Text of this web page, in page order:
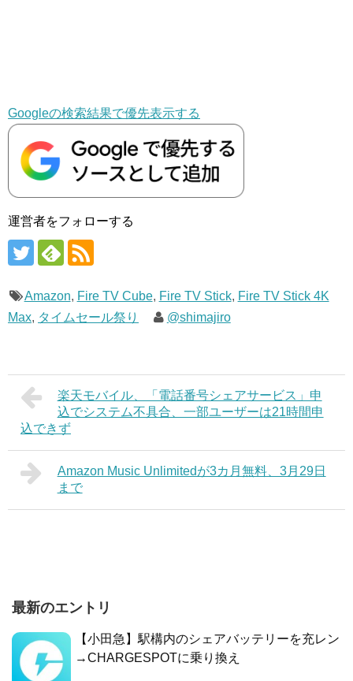
Googleの検索結果で優先表示する
運営者をフォローする
Amazon, Fire TV Cube, Fire TV Stick, Fire TV Stick 4K
Max, タイムセール祭り @shimajiro
楽天モバイル、「電話番号シェアサービス」申
込でシステム不具合、一部ユーザーは21時間申
込できず
Amazon Music Unlimitedが3カ月無料、3月29日
まで
最新のエントリ
【小田急】駅構内のシェアバッテリーを充レン
→CHARGESPOTに乗り換え